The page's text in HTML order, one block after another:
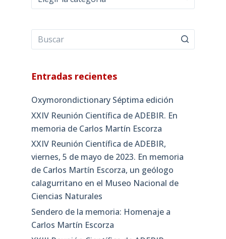
Entradas recientes
Oxymorondictionary Séptima edición
XXIV Reunión Científica de ADEBIR. En
memoria de Carlos Martín Escorza
XXIV Reunión Científica de ADEBIR,
viernes, 5 de mayo de 2023. En memoria
de Carlos Martín Escorza, un geólogo
calagurritano en el Museo Nacional de
Ciencias Naturales
Sendero de la memoria: Homenaje a
Carlos Martín Escorza